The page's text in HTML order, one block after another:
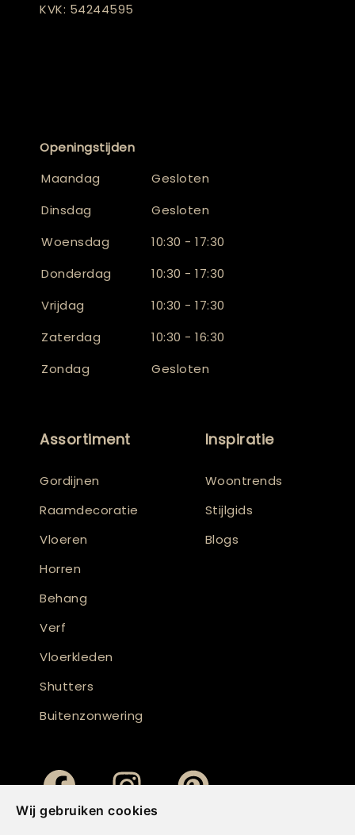
Wij gebruiken cookies
KVK: 54244595
Openingstijden
Maandag
Gesloten
Dinsdag
Gesloten
Woensdag
10:30 - 17:30
Donderdag
10:30 - 17:30
Vrijdag
10:30 - 17:30
Zaterdag
10:30 - 16:30
Zondag
Gesloten
Assortiment
Gordijnen
Raamdecoratie
Vloeren
Horren
Behang
Verf
Vloerkleden
Shutters
Buitenzonwering
Inspiratie
Woontrends
Stijlgids
Blogs